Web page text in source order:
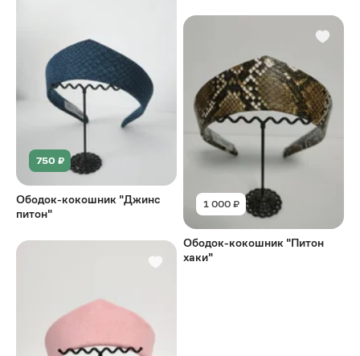
750 ₽
Ободок-кокошник "Джинс
питон"
1 000 ₽
Ободок-кокошник "Питон
хаки"